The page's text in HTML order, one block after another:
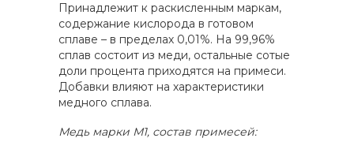
Принадлежит к раскисленным маркам,
содержание кислорода в готовом
сплаве – в пределах 0,01%. На 99,96%
сплав состоит из меди, остальные сотые
доли процента приходятся на примеси.
Добавки влияют на характеристики
медного сплава.
Медь марки М1, состав примесей: